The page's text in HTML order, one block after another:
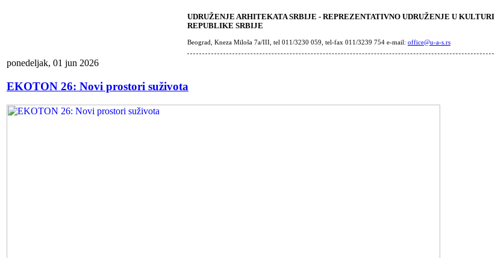
UDRUŽENJE ARHITEKATA SRBIJE - REPREZENTATIVNO UDRUŽENJE U KULTURI
REPUBLIKE SRBIJE
Beograd, Kneza Miloša 7a/III, tel 011/3230 059, tel-fax 011/3239 754 e-mail: office@u-a-s.rs
ponedeljak, 01 jun 2026
EKOTON 26: Novi prostori suživota